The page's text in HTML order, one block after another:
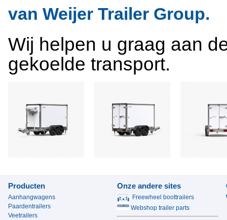
van Weijer Trailer Group.
Wij helpen u graag aan
gekoelde transport.
Producten
Aanhangwagens
Paardentrailers
Veetrailers
Onze andere sites
Freewheel boottrailers
Webshop trailer parts